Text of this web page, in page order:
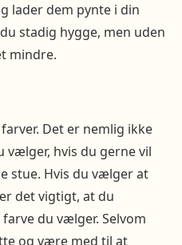
lader dem pynte i din
stadig hygge, men uden
mindre.
Det er nemlig ikke
vælger, hvis du gerne vil
stue. Hvis du vælger at
det vigtigt, at du
du vælger. Selvom
og være med til at